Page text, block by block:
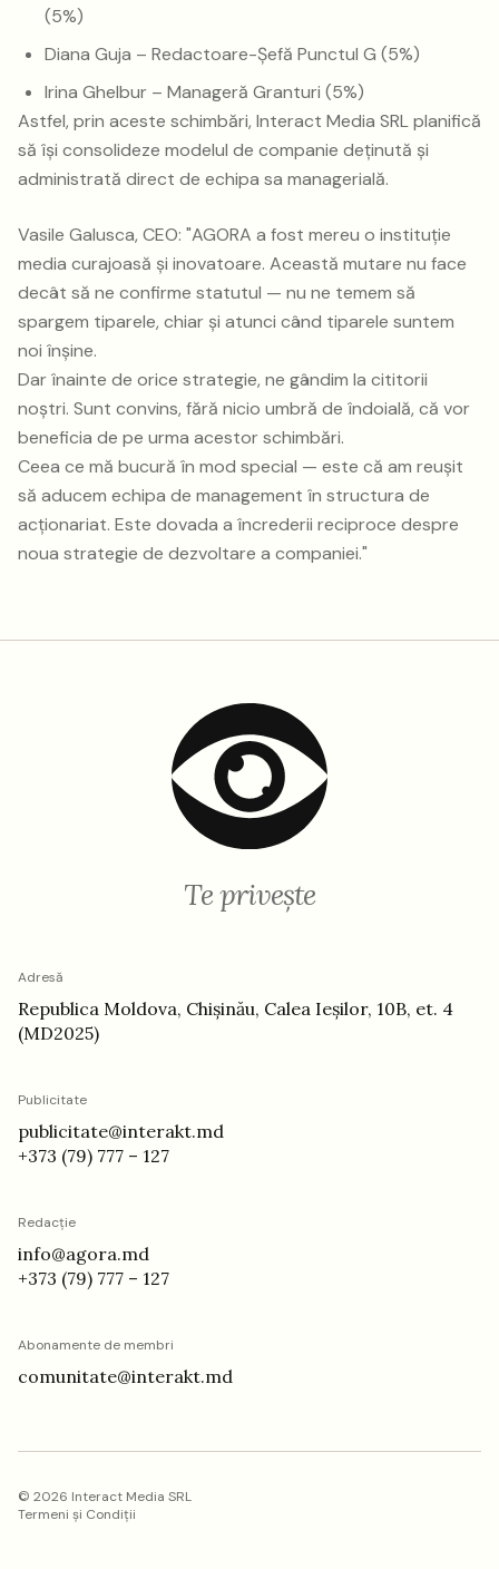
(5%)
Diana Guja – Redactoare-Șefă Punctul G (5%)
Irina Ghelbur – Manageră Granturi (5%)
Astfel, prin aceste schimbări, Interact Media SRL planifică
să își consolideze modelul de companie deținută și
administrată direct de echipa sa managerială.
Vasile Galusca, CEO: "AGORA a fost mereu o instituție
media curajoasă și inovatoare. Această mutare nu face
decât să ne confirme statutul — nu ne temem să
spargem tiparele, chiar și atunci când tiparele suntem
noi înșine.
Dar înainte de orice strategie, ne gândim la cititorii
noștri. Sunt convins, fără nicio umbră de îndoială, că vor
beneficia de pe urma acestor schimbări.
Ceea ce mă bucură în mod special — este că am reușit
să aducem echipa de management în structura de
acționariat. Este dovada a încrederii reciproce despre
noua strategie de dezvoltare a companiei."
Te privește
Adresă
Republica Moldova, Chișinău, Calea Ieșilor, 10B, et. 4
(MD2025)
Publicitate
publicitate@interakt.md
+373 (79) 777 – 127
Redacție
info@agora.md
+373 (79) 777 – 127
Abonamente de membri
comunitate@interakt.md
© 2026 Interact Media SRL
Termeni și Condiții